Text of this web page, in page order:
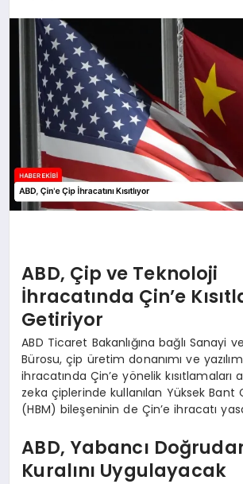
ABD, Çip ve Teknoloji
İhracatında Çin’e
Getiriyor
ABD Ticaret Bakanlığına bağlı Sanayi
Bürosu, çip üretim donanımı ve
ihracatında Çin’e yönelik kısıtlamaları
zeka çiplerinde kullanılan Yüksek Bant
(HBM) bileşeninin de Çin’e ihracatı
ABD, Yabancı
Kuralını Uygulayacak